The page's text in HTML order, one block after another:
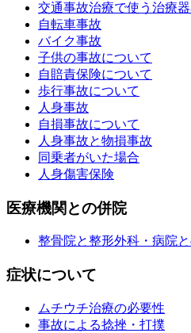
交通事故治療で使う治療
自転車事故
バイク事故
子供の事故について
自賠責保険について
歩行事故について
人身事故
自損事故について
人身事故と物損事故
同乗者がいた場合
人身傷害保険
医療機関との併院
整骨院と整形外科・病院
症状について
ムチウチ治療の必要性
事故による捻挫・打撲